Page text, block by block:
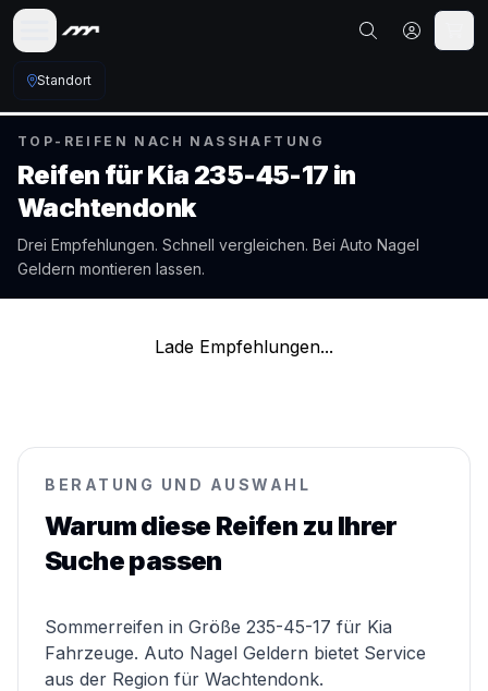
Standort
TOP-REIFEN NACH NASSHAFTUNG
Reifen fürKia 235-45-17 in
Wachtendonk
Drei Empfehlungen. Schnell vergleichen. Bei Auto Nagel
Geldern montieren lassen.
Lade Empfehlungen...
BERATUNG UND AUSWAHL
Warum diese Reifen zu Ihrer
Suche passen
Sommerreifen in Größe 235-45-17 für Kia
Fahrzeuge. Auto Nagel Geldern bietet Service
aus der Region für Wachtendonk.